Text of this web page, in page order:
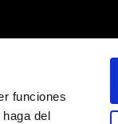
funciones
del